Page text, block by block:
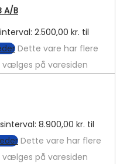
A/B
2.500,00 kr. til
Dette vare har flere
vælges på varesiden
8.900,00 kr. til
Dette vare har flere
vælges på varesiden